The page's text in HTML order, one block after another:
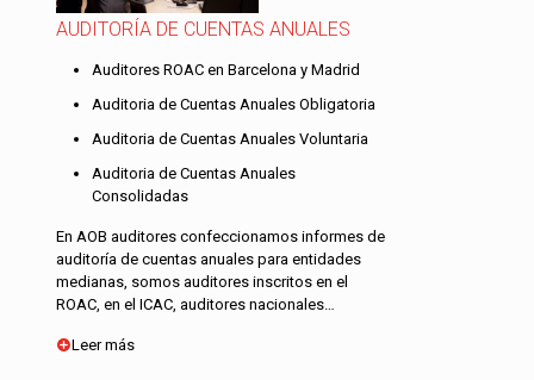
AUDITORÍA DE CUENTAS ANUALES
Auditores ROAC en Barcelona y Madrid
Auditoria de Cuentas Anuales Obligatoria
Auditoria de Cuentas Anuales Voluntaria
Auditoria de Cuentas Anuales
Consolidadas
En AOB auditores confeccionamos informes de
auditoría de cuentas anuales para entidades
medianas, somos auditores inscritos en el
ROAC, en el ICAC, auditores nacionales…
Leer más